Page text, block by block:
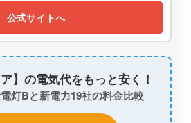
公式サイトへ
】の電気代をもっと安く！
灯Bと新電力19社の料金比較